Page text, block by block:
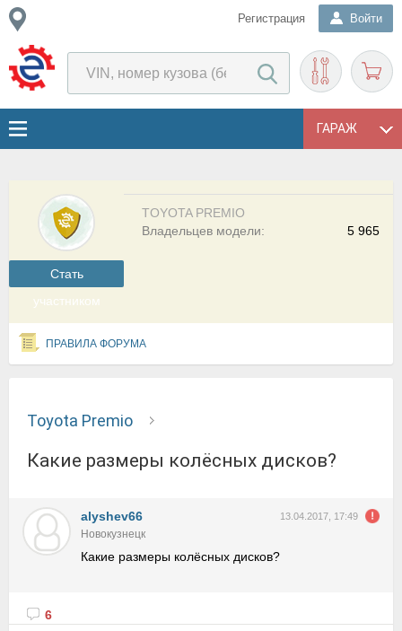
Регистрация Войти
ГАРАЖ
Cтать
участником
TOYOTA PREMIO
5 965
Владельцев модели:
ПРАВИЛА ФОРУМА
Toyota Premio
Какие размеры колёсных дисков?
alyshev66 13.04.2017, 17:49
Новокузнецк
Какие размеры колёсных дисков?
6